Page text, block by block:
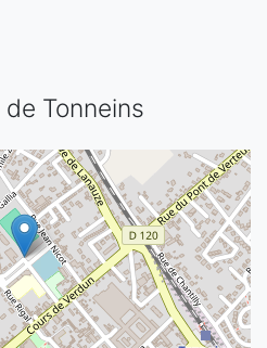
Tonneins